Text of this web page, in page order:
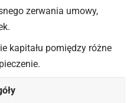
zerwania umowy,
kapitału pomiędzy różne